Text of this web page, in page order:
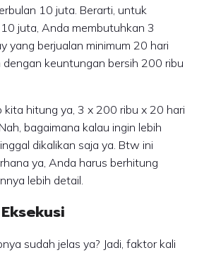
10 juta. Berarti, untuk
juta, Anda membutuhkan 3
yang berjualan minimum 20 hari
dengan keuntungan bersih 200 ribu
kita hitung ya, 3 x 200 ribu x 20 hari
bagaimana kalau ingin lebih
dikalikan saja ya. Btw ini
ya, Anda harus berhitung
lebih detail.
sudah jelas ya? Jadi, faktor kali